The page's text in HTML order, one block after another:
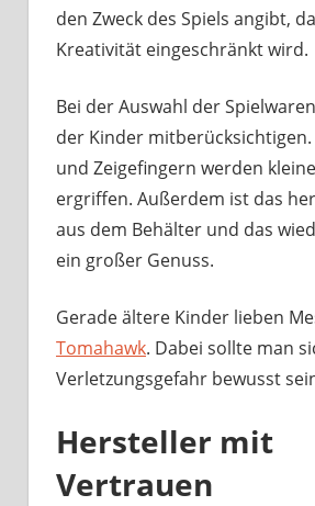
den Zweck des Spiels angibt,
Kreativität eingeschränkt wird.
Bei der Auswahl der
der Kinder
und Zeigefingern werden
ergriffen. Außerdem ist das
aus dem Behälter und das
ein großer Genuss.
Gerade ältere Kinder lieben
Tomahawk. Dabei sollte man
Verletzungsgefahr bewusst
Hersteller mit
Vertrauen